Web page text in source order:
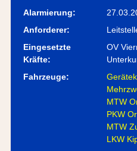
Alarmierung:
Anforderer:
Eingesetzte
Kräfte:
OV
Fahrzeuge:
MTW
PKW
MTW
LKW